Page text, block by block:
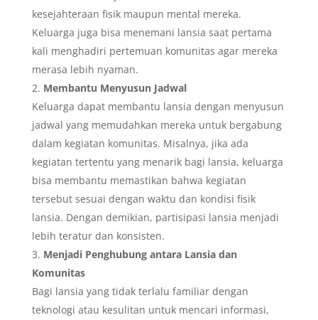
kesejahteraan fisik maupun mental mereka.
Keluarga juga bisa menemani lansia saat pertama
kali menghadiri pertemuan komunitas agar mereka
merasa lebih nyaman.
Membantu Menyusun Jadwal
Keluarga dapat membantu lansia dengan menyusun
jadwal yang memudahkan mereka untuk bergabung
dalam kegiatan komunitas. Misalnya, jika ada
kegiatan tertentu yang menarik bagi lansia, keluarga
bisa membantu memastikan bahwa kegiatan
tersebut sesuai dengan waktu dan kondisi fisik
lansia. Dengan demikian, partisipasi lansia menjadi
lebih teratur dan konsisten.
Menjadi Penghubung antara Lansia dan
Komunitas
Bagi lansia yang tidak terlalu familiar dengan
teknologi atau kesulitan untuk mencari informasi,